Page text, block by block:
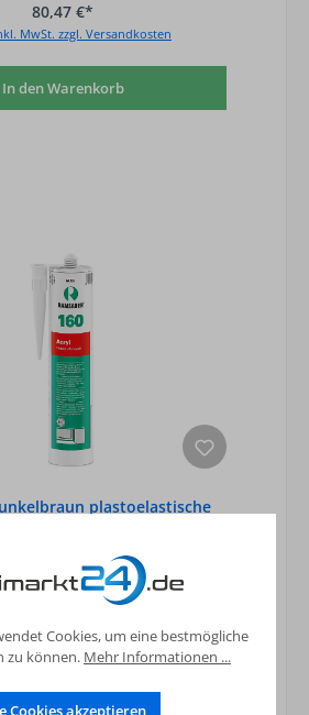
80,47 €*
MwSt. zzgl. Versandkosten
In den Warenkorb
plastoelastische
MwSt. zzgl. Versandkosten
In den Warenkorb
Cookies, um eine bestmögliche
zu können. Mehr Informationen ...
Cookies akzeptieren